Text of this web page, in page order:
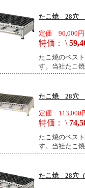
たこ焼 28穴
定価 90,000円
特価： \
たこ焼のベス
す。当社たこ
たこ焼 28穴
定価 113,000
特価： \
たこ焼のベス
す。当社たこ
たこ焼 28穴（